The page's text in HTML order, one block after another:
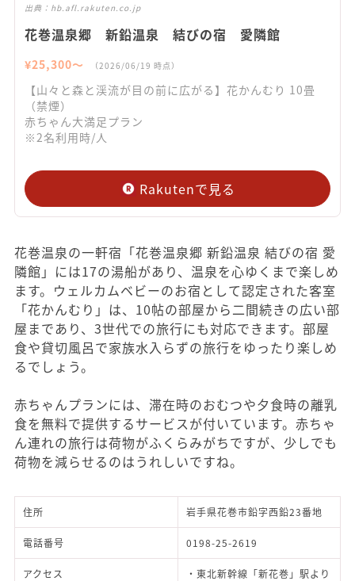
出典： hb.afl.rakuten.co.jp
花巻温泉郷 新鉛温泉 結びの宿 愛隣館
¥25,300〜 （2026/06/19 時点）
【山々と森と渓流が目の前に広がる】花かんむり 10畳
（禁煙）
赤ちゃん大満足プラン
※2名利用時/人
Rakutenで見る
花巻温泉の一軒宿「花巻温泉郷 新鉛温泉 結びの宿 愛
隣館」には17の湯船があり、温泉を心ゆくまで楽しめ
ます。ウェルカムベビーのお宿として認定された客室
「花かんむり」は、10帖の部屋から二間続きの広い部
屋まであり、3世代での旅行にも対応できます。部屋
食や貸切風呂で家族水入らずの旅行をゆったり楽しめ
るでしょう。
赤ちゃんプランには、滞在時のおむつや夕食時の離乳
食を無料で提供するサービスが付いています。赤ちゃ
ん連れの旅行は荷物がふくらみがちですが、少しでも
荷物を減らせるのはうれしいですね。
住所 岩手県花巻市鉛字西鉛23番地
電話番号 0198-25-2619
アクセス
・東北新幹線「新花巻」駅より